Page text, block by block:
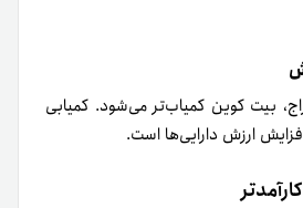
بیت‌ کوین کمیاب‌تر می‌شود. کمیابی
ارزش دارایی‌ها است.